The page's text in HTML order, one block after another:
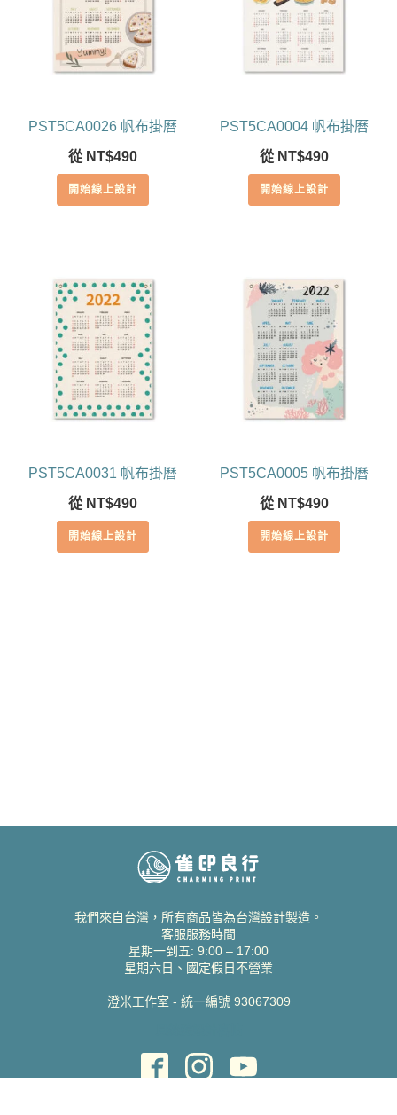
PST5CA0026 帆布掛曆
從 NT$490
開始線上設計
PST5CA0004 帆布掛曆
從 NT$490
開始線上設計
PST5CA0031 帆布掛曆
從 NT$490
開始線上設計
PST5CA0005 帆布掛曆
從 NT$490
開始線上設計
我們來自台灣，所有商品皆為台灣設計製造。
客服服務時間
星期一到五: 9:00 – 17:00
星期六日、國定假日不營業
澄米工作室 - 統一編號 93067309